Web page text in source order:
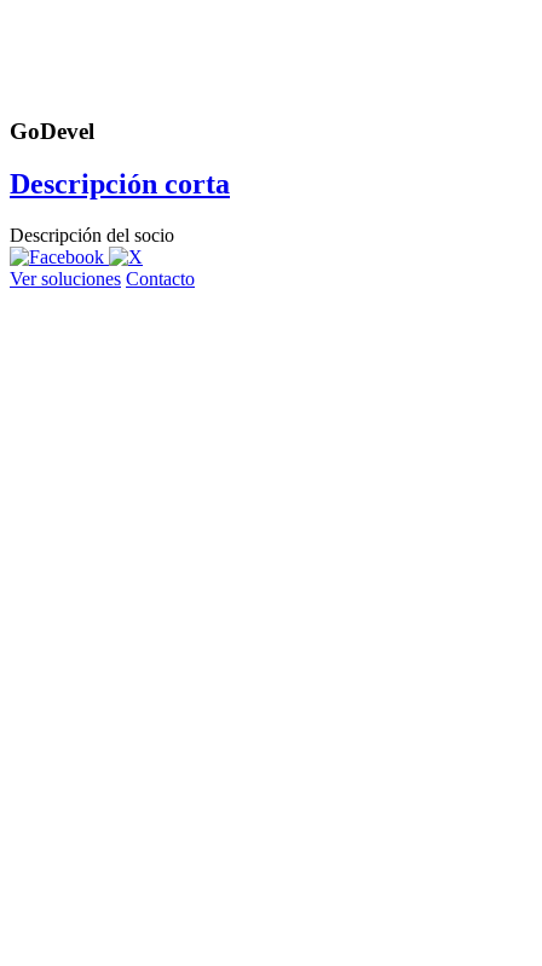
GoDevel
Descripción corta
Descripción del socio
Ver soluciones Contacto